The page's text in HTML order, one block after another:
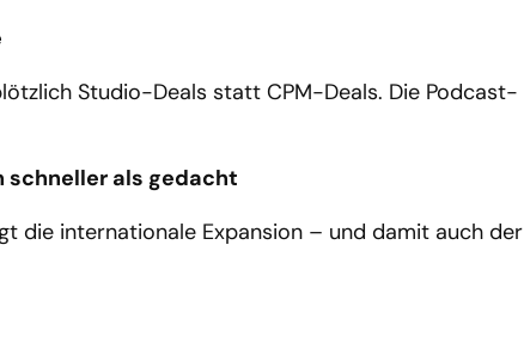
Studio-Deals statt CPM-Deals. Die Podcast-
schneller als gedacht
die internationale Expansion – und damit auch der